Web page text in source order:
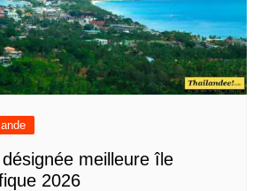
meilleure île
2026